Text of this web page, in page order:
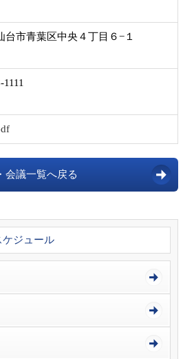
台市青葉区中央４丁目６−１
1111
会議一覧へ戻る
ジュール